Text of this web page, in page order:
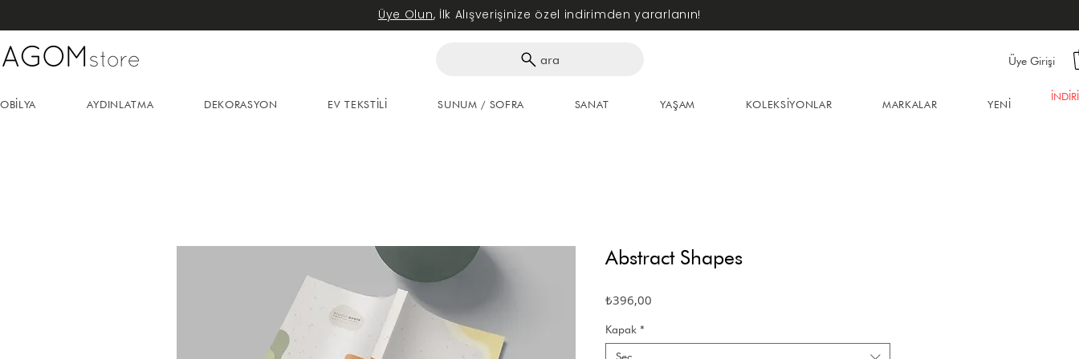
Üye Olun, İlk Alışverişinize özel indirimden yararlanın!
Üye Girişi
ara
Abstract Shapes
₺396,00Fiyat
Kapak *
AYDINLATMA DEKORASYON EV TEKSTİLİ SUNUM / SOFRA SANAT YAŞAM KOLEKSİYONLAR MARKALAR YENİ